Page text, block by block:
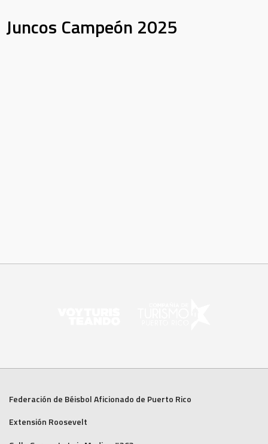
Juncos Campeón 2025
Federación de Béisbol Aficionado de Puerto Rico
Extensión Roosevelt